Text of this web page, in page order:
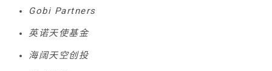
Gobi Partners
英诺天使基金
海阔天空创投